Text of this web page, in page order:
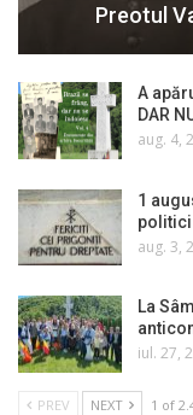
Preotul
A
DAR
aug. 4,
1
aug. 3,
La
iul. 27,
PREV NEXT 1 of